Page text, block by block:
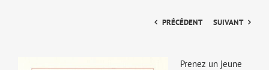
PRÉCÉDENT SUIVANT
Prenez un jeune